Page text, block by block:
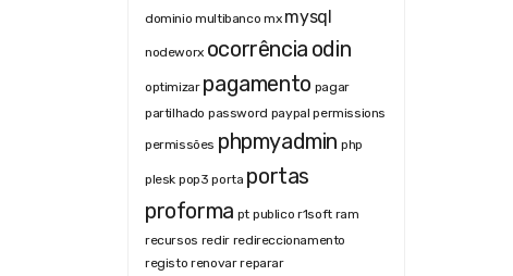
dominio multibanco mx mysql
nodeworx ocorrência odin
optimizar pagamento pagar
partilhado password paypal permissions
permissões phpmyadmin php
plesk pop3 porta portas
proforma pt publico r1soft ram
recursos redir redireccionamento
registo renovar reparar